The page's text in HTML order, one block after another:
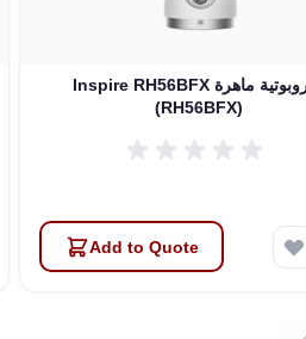
Inspire RH56BFX يد روبوتية ماهرة
(RH56BFX)
Add to Quote